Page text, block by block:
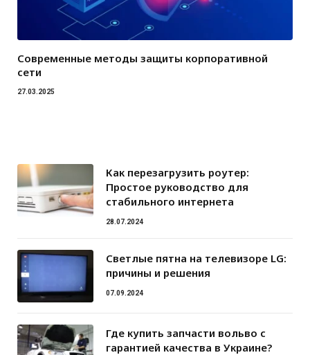
Современные методы защиты корпоративной
сети
27.03.2025
Как перезагрузить роутер:
Простое руководство для
стабильного интернета
28.07.2024
Светлые пятна на телевизоре LG:
причины и решения
07.09.2024
Где купить запчасти вольво с
гарантией качества в Украине?